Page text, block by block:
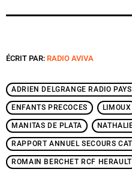
ÉCRIT PAR: RADIO AVIVA
ADRIEN DELGRANGE RADIO
ENFANTS PRECOCES LIMOUX
MANITAS DE PLATA
RAPPORT ANNUEL SECOURS
ROMAIN BERCHET RCF HERAULT